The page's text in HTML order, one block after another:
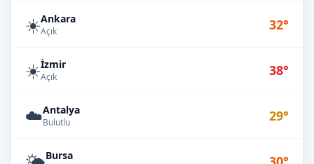
☀️Ankara
Açık 32°
☀️İzmir
Açık 38°
☁️Antalya
Bulutlu 29°
Bursa